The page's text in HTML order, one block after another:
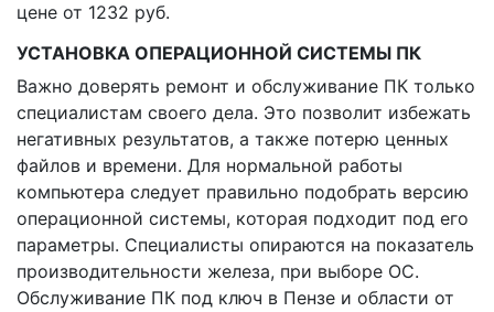
цене от 1232 руб.
УСТАНОВКА ОПЕРАЦИОННОЙ СИСТЕМЫ ПК
Важно доверять ремонт и обслуживание ПК только
специалистам своего дела. Это позволит избежать
негативных результатов, а также потерю ценных
файлов и времени. Для нормальной работы
компьютера следует правильно подобрать версию
операционной системы, которая подходит под его
параметры. Специалисты опираются на показатель
производительности железа, при выборе ОС.
Обслуживание ПК под ключ в Пензе и области от